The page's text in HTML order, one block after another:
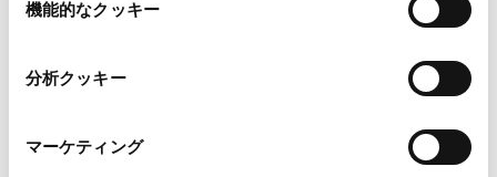
機能的なクッキー
分析クッキー
マーケティング